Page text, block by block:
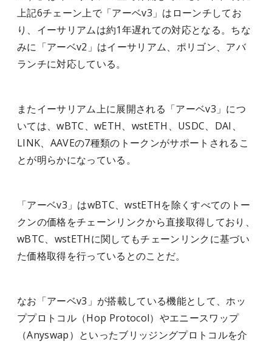
上記6チェーン上で「アーベv3」はローンチしてお
り、イーサリアムは約1年遅れての対応となる。ちな
みに「アーベv2」はイーサリアム、ポリゴン、アバ
ランチに対応している。
またイーサリアム上に展開される「アーベv3」につ
いては、wBTC、wETH、wstETH、USDC、DAI、
LINK、AAVEの7種類のトークンがサポートされるこ
とが明らかになっている。
「アーベv3」はwBTC、wstETHを除くすべてのトー
クンの価格をチェーンリンクから直接取得しており、
wBTC、wstETHに関してもチェーンリンクに基づい
た価格取得を行っているとのことだ。
なお「アーベv3」が搭載している機能として、ホッ
ププロトコル（Hop Protocol）やエニースワップ
（Anyswap）といったブリッジングプロトコルを介